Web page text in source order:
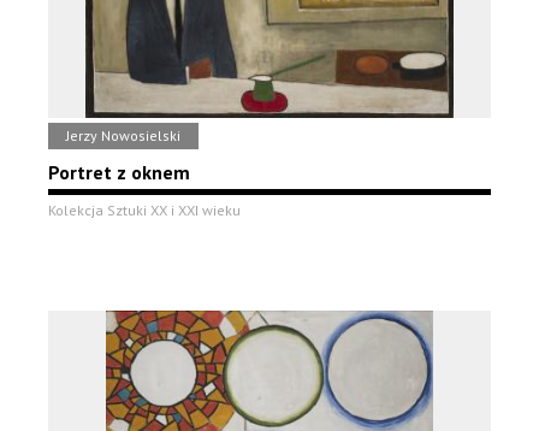
Jerzy Nowosielski
Portret z oknem
Kolekcja Sztuki XX i XXI wieku